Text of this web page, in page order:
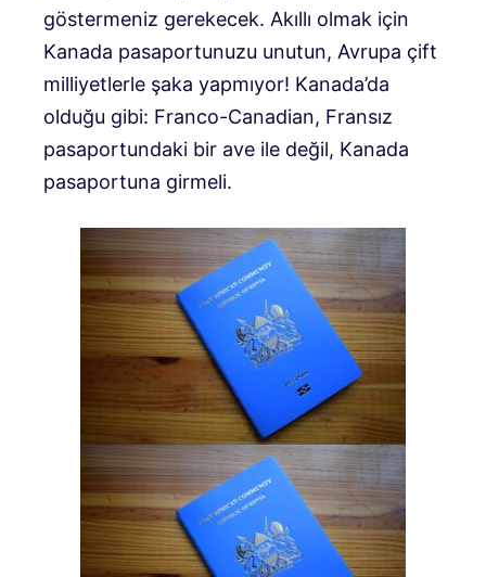
göstermeniz gerekecek. Akıllı olmak için
Kanada pasaportunuzu unutun, Avrupa çift
milliyetlerle şaka yapmıyor! Kanada’da
olduğu gibi: Franco-Canadian, Fransız
pasaportundaki bir ave ile değil, Kanada
pasaportuna girmeli.